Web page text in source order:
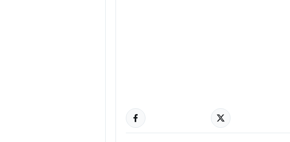
GÉNERO Y
DIVERSIDAD